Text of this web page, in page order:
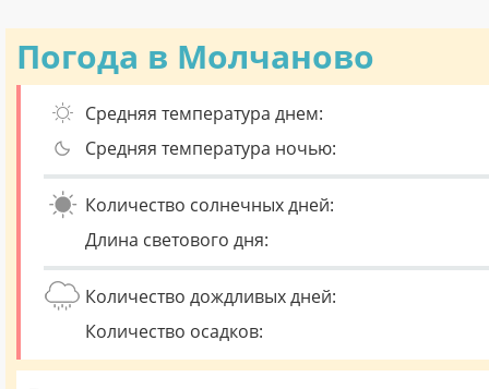
Погода в Молчаново
Средняя температура днем:
Средняя температура ночью:
Количество солнечных дней:
Длина светового дня:
Количество дождливых дней:
Количество осадков: